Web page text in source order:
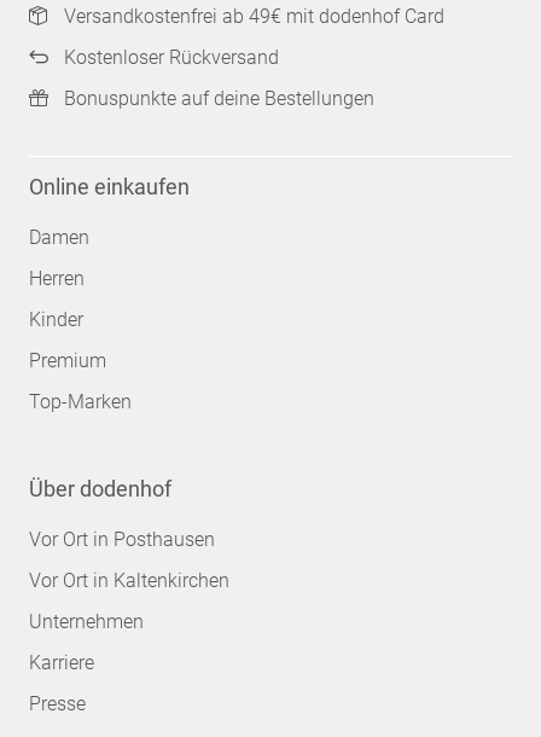
Versandkostenfrei ab 49€ mit dodenhof Card
Kostenloser Rückversand
Bonuspunkte auf deine Bestellungen
Online einkaufen
Damen
Herren
Kinder
Premium
Top-Marken
Über dodenhof
Vor Ort in Posthausen
Vor Ort in Kaltenkirchen
Unternehmen
Karriere
Presse